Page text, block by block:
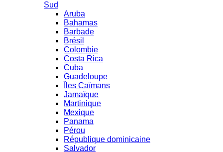
Sud
Aruba
Bahamas
Barbade
Brésil
Colombie
Costa Rica
Cuba
Guadeloupe
Îles Caïmans
Jamaïque
Martinique
Mexique
Panama
Pérou
République dominicaine
Salvador